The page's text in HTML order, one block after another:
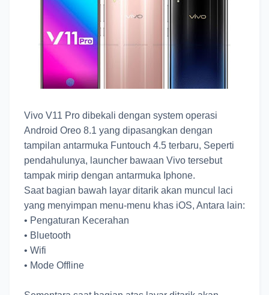
Vivo V11 Pro dibekali dengan system operasi
Android Oreo 8.1 yang dipasangkan dengan
tampilan antarmuka Funtouch 4.5 terbaru, Seperti
pendahulunya, launcher bawaan Vivo tersebut
tampak mirip dengan antarmuka Iphone.
Saat bagian bawah layar ditarik akan muncul laci
yang menyimpan menu-menu khas iOS, Antara lain:
• Pengaturan Kecerahan
• Bluetooth
• Wifi
• Mode Offline